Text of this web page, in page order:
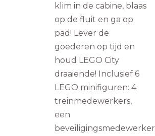
klim in de cabine, blaas
op de fluit en ga op
pad! Lever de
goederen op tijd en
houd LEGO City
draaiende! Inclusief 6
LEGO minifiguren: 4
treinmedewerkers,
een
beveiligingsmedewerker